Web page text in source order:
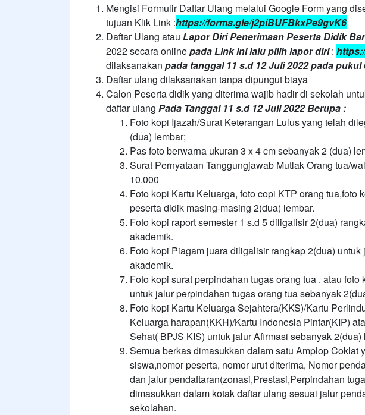
Mengisi Formulir Daftar Ulang melalui Google Form yang
tujuan Klik Link :https://forms.gle/j2piBUFBkxPe9gvK6
Daftar Ulang atau Lapor Diri Penerimaan Peserta Didik
2022 secara onlinepada Link ini lalu pilih lapor diri:
dilaksanakan pada tanggal 11 s.d 12 Juli 2022 pada pukul
Daftar ulang dilaksanakan tanpa dipungut biaya
Calon Peserta didik yang diterima wajib hadir di sekolah
daftar ulang Pada Tanggal 11 s.d 12 Juli 2022 Berupa :
Foto kopi Ijazah/Surat Keterangan Lulus yang telah
(dua) lembar;
Pas foto berwarna ukuran 3 x 4 cm sebanyak 2 (dua)
Surat Pernyataan Tanggungjawab Mutlak Orang tua/
10.000
Foto kopi Kartu Keluarga, foto copi KTP orang tua,foto
peserta didik masing-masing 2(dua) lembar.
Foto kopi raport semester 1 s.d 5 diligalisir 2(dua)
akademik.
Foto kopi Piagam juara diligalisir rangkap 2(dua) untuk
akademik.
Foto kopi surat perpindahan tugas orang tua . atau foto
untuk jalur perpindahan tugas orang tua sebanyak
Foto kopi Kartu Keluarga Sejahtera(KKS)/Kartu
Keluarga harapan(KKH)/Kartu Indonesia Pintar(KIP)
Sehat( BPJS KIS) untuk jalur Afirmasi sebanyak 2(dua)
Semua berkas dimasukkan dalam satu Amplop Coklat
siswa,nomor peserta, nomor urut diterima, Nomor
dan jalur pendaftaran(zonasi,Prestasi,Perpindahan
dimasukkan dalam kotak daftar ulang sesuai jalur
sekolahan.